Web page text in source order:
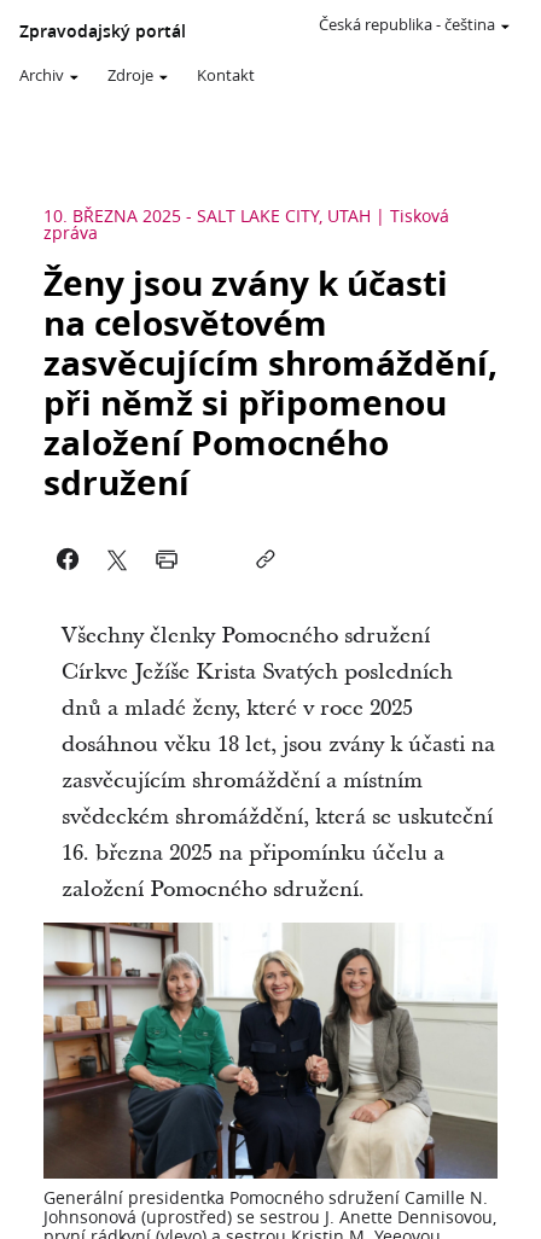
Zpravodajský portál
Archiv Zdroje Kontakt
Česká republika-čeština
10. BŘEZNA 2025 - SALT LAKE CITY, UTAH Tisková
zpráva
Ženy jsou zvány k účasti
na celosvětovém
zasvěcujícím shromáždění,
při němž si připomenou
založení Pomocného
sdružení
Všechny členky Pomocného sdružení
Církve Ježíše Krista Svatých posledních
dnů a mladé ženy, které v roce 2025
dosáhnou věku 18 let, jsou zvány k účasti na
zasvěcujícím shromáždění a místním
svědeckém shromáždění, která se uskuteční
16. března 2025 na připomínku účelu a
založení Pomocného sdružení.
Generální presidentka Pomocného sdružení Camille N.
Johnsonová (uprostřed) se sestrou J. Anette Dennisovou,